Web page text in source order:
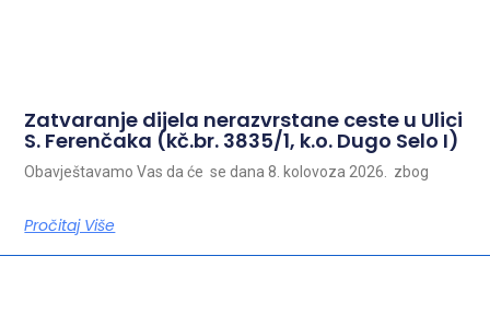
Zatvaranje dijela nerazvrstane ceste u Ulici
S. Ferenčaka (kč.br. 3835/1, k.o. Dugo Selo I)
Obavještavamo Vas da će se dana 8. kolovoza 2026. zbog
Pročitaj Više